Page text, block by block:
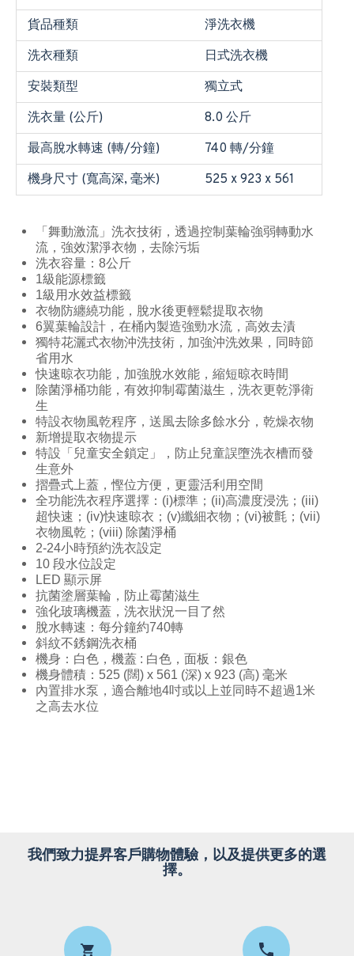
貨品種類
淨洗衣機
洗衣種類
日式洗衣機
安裝類型
獨立式
洗衣量 (公斤)
8.0 公斤
最高脫水轉速 (轉/分鐘)
740 轉/分鐘
機身尺寸 (寬高深, 毫米)
525 x 923 x 561
「舞動激流」洗衣技術，透過控制葉輪強弱轉動水
流，強效潔淨衣物，去除污垢
洗衣容量：8公斤
1級能源標籤
1級用水效益標籤
衣物防纏繞功能，脫水後更輕鬆提取衣物
6翼葉輪設計，在桶內製造強勁水流，高效去漬
獨特花灑式衣物沖洗技術，加強沖洗效果，同時節
省用水
快速晾衣功能，加強脫水效能，縮短晾衣時間
除菌淨桶功能，有效抑制霉菌滋生，洗衣更乾淨衛
生
特設衣物風乾程序，送風去除多餘水分，乾燥衣物
新增提取衣物提示
特設「兒童安全鎖定」，防止兒童誤墮洗衣槽而發
生意外
摺疊式上蓋，慳位方便，更靈活利用空間
全功能洗衣程序選擇：(i)標準；(ii)高濃度浸洗；(iii)
超快速；(iv)快速晾衣；(v)纖細衣物；(vi)被氈；(vii)
衣物風乾；(viii) 除菌淨桶
2-24小時預約洗衣設定
10 段水位設定
LED 顯示屏
抗菌塗層葉輪，防止霉菌滋生
強化玻璃機蓋，洗衣狀況一目了然
脫水轉速：每分鐘約740轉
斜紋不銹鋼洗衣桶
機身：白色，機蓋 : 白色，面板：銀色
機身體積：525 (闊) x 561 (深) x 923 (高) 毫米
內置排水泵，適合離地4吋或以上並同時不超過1米
之高去水位
我們致力提昇客戶購物體驗，以及提供更多的選
擇。